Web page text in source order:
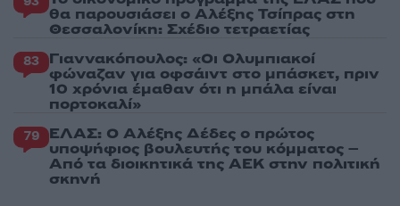
θα παρουσιάσει ο Αλέξης Τσίπρας στη
Θεσσαλονίκη: Σχέδιο τετραετίας
83 Γιαννακόπουλος: «Οι Ολυμπιακοί
φώναζαν για οφσάιντ στο μπάσκετ, πριν
10 χρόνια έμαθαν ότι η μπάλα είναι
πορτοκαλί»
79 ΕΛΑΣ: Ο Αλέξης Δέδες ο πρώτος
υποψήφιος βουλευτής του κόμματος –
Από τα διοικητικά της ΑΕΚ στην πολιτική
σκηνή